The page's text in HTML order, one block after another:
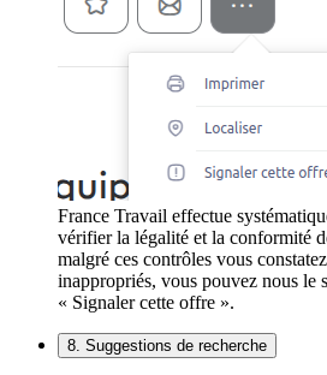
France Travail effectue
vérifier la légalité et la conformité
malgré ces contrôles vous
inappropriés, vous pouvez nous le
« Signaler cette offre ».
8. Suggestions de recherche